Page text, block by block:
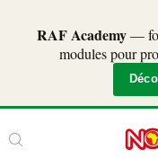
RAF Academy—
modules pour